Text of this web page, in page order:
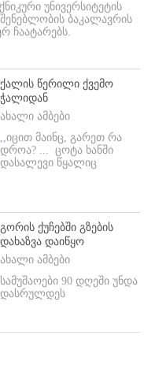
უნივერსიტეტის
ბაკალავრის
ჩაატარებს.
ქალის წერილი ქვემო
ჭალიდან
ახალი ამბები
,,იცით მაინც, გარეთ რა
დროა? ... ცოტა ხანში
დასალევი წყალიც
გორის ქუჩებში გზების
დახაზვა დაიწყო
ახალი ამბები
სამუშაოები 90 დღეში უნდა
დასრულდეს